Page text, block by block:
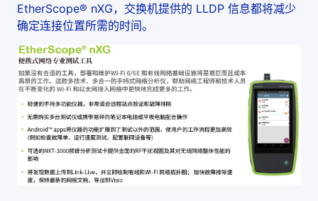
EtherScope® nXG，交换机提供的 LLDP 信息都将减少
确定连接位置所需的时间。